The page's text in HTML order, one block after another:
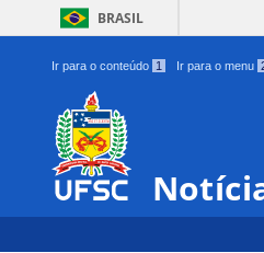
BRASIL
Ir para o conteúdo 1 Ir para o menu